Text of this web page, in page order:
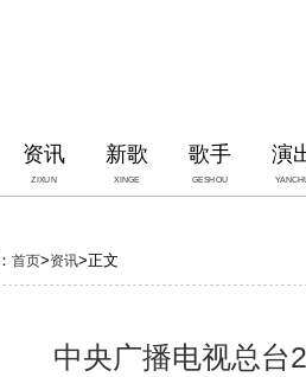
资讯
ZIXUN
新歌
XINGE
歌手
GESHOU
演
首页>资讯>正文
中央广播电视总台